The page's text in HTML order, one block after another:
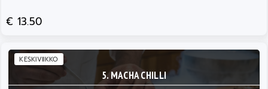
€ 13.50
5. MACHA CHILLI
KESKIVIIKKO